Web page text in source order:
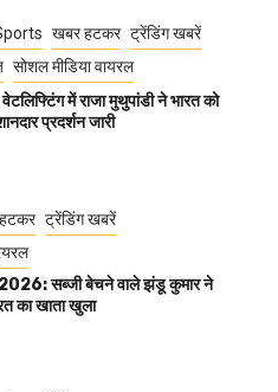
खबर हटकर ट्रेंडिंग खबरें
सोशल मीडिया वायरल
में राजा मुथुपांडी ने भारत को
प्रदर्शन जारी
ट्रेंडिंग खबरें
सब्जी बेचने वाले झंडू कुमार ने
का खाता खुला